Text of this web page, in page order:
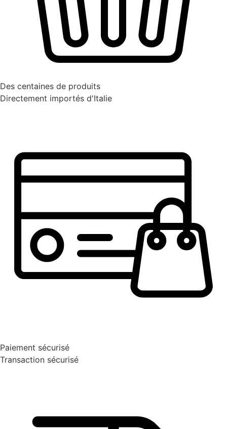
Des centaines de produits
Directement importés d'Italie
Paiement sécurisé
Transaction sécurisé